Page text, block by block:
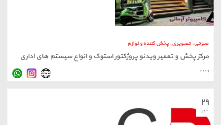
صوتی، تصویری، پخش کننده و لوازم
مرکز پخش و تعمیر ویدئو پروژکتور استوک و انواع سیستم های اداری
,...
۲۹
تیر